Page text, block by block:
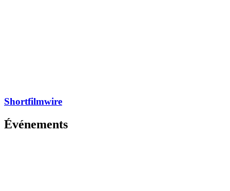
Shortfilmwire
Événements